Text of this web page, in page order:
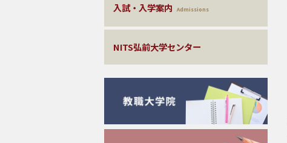
入試・入学案内 Admissions
NITS弘前大学センター